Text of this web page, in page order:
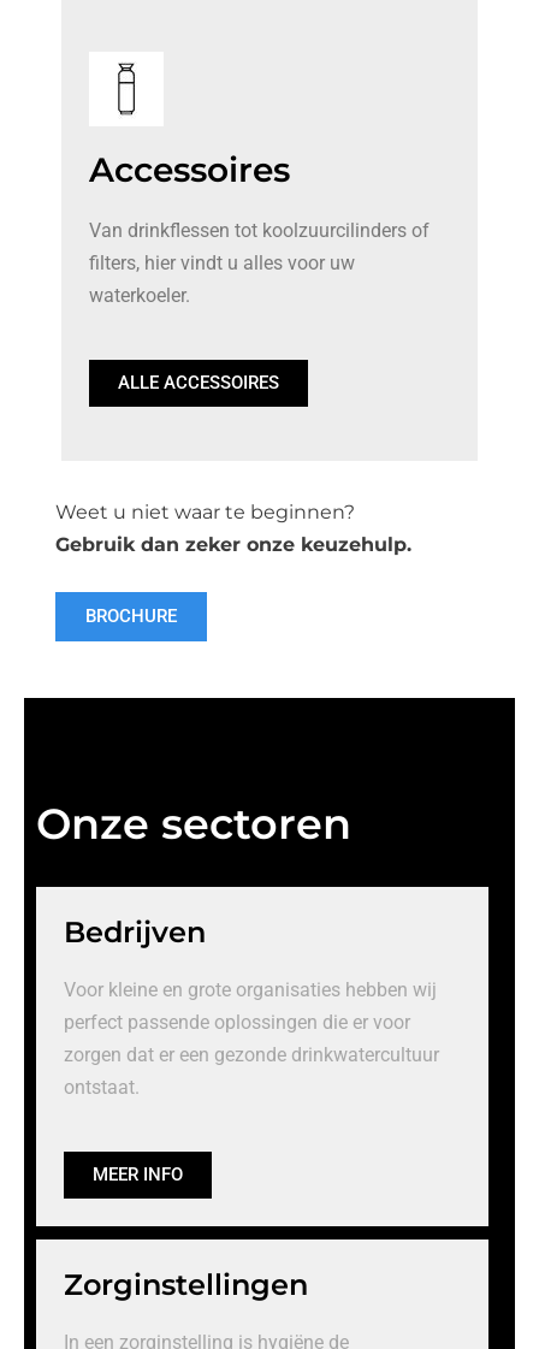
Accessoires
Van drinkflessen tot koolzuurcilinders of
filters, hier vindt u alles voor uw
waterkoeler.
ALLE ACCESSOIRES
Weet u niet waar te beginnen?
Gebruik dan zeker onze keuzehulp.
BROCHURE
Onze sectoren
Bedrijven
Voor kleine en grote organisaties hebben wij
perfect passende oplossingen die er voor
zorgen dat er een gezonde drinkwatercultuur
ontstaat.
MEER INFO
Zorginstellingen
In een zorginstelling is hygiëne de